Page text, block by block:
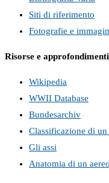
Siti di riferimento
Fotografie e
Risorse e approfondimenti
Wikipedia
WWII Database
Bundesarchiv
Classificazione di un
Gli assi
Anatomia di un aereo